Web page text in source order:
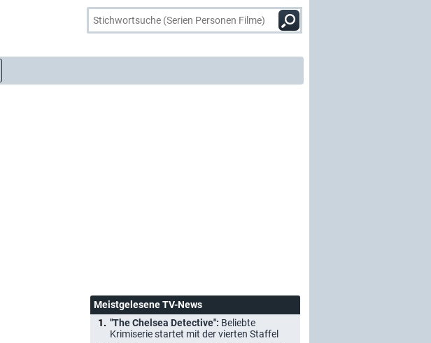
Meistgelesene TV-News
"The Chelsea Detective": Beliebte
Krimiserie startet mit der vierten Staffel